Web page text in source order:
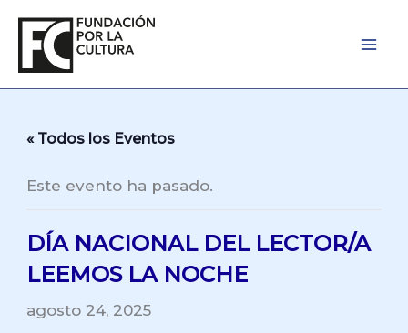
contenido
« Todos los Eventos
Este evento ha pasado.
DÍA NACIONAL DEL LECTOR/A
LEEMOS LA NOCHE
agosto 24, 2025